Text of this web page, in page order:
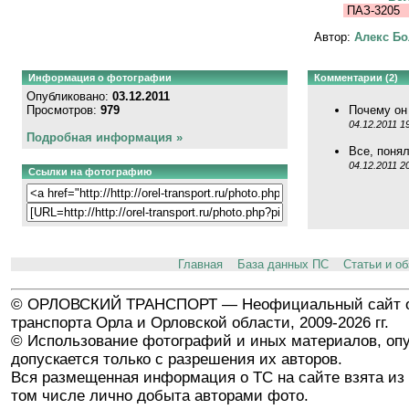
ПАЗ-3205
Автор: Алекс
Информация о фотографии
Опубликовано: 03.12.2011
Просмотров: 979
Подробная информация »
Ссылки на фотографию
Комментарии (2)
Почему
04.12.2011
Все,
04.12.2011
Главная База данных ПС Статьи и
© ОРЛОВСКИЙ ТРАНСПОРТ — Неофициальный сайт
транспорта Орла и Орловской области, 2009-2026 гг.
© Использование фотографий и иных материалов,
допускается только с разрешения их авторов.
Вся размещенная информация о ТС на сайте взята из
том числе лично добыта авторами фото.